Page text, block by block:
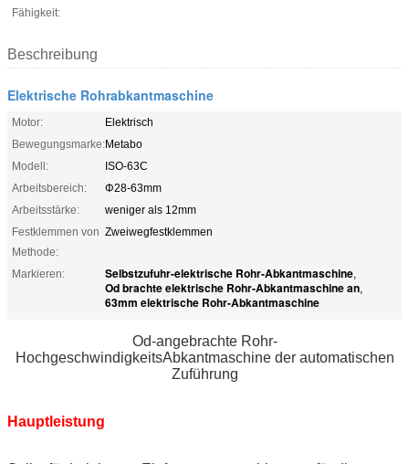
Fähigkeit:
Beschreibung
Elektrische Rohrabkantmaschine
Motor:
Elektrisch
Bewegungsmarke:Metabo
Modell:
ISO-63C
Arbeitsbereich:
Φ28-63mm
Arbeitsstärke:
weniger als 12mm
Festklemmen von
Methode:
Zweiwegfestklemmen
Markieren: Selbstzufuhr-elektrische Rohr-Abkantmaschine,
Od brachte elektrische Rohr-Abkantmaschine an,
63mm elektrische Rohr-Abkantmaschine
Od-angebrachte Rohr-
HochgeschwindigkeitsAbkantmaschine der automatischen
Zuführung
Hauptleistung